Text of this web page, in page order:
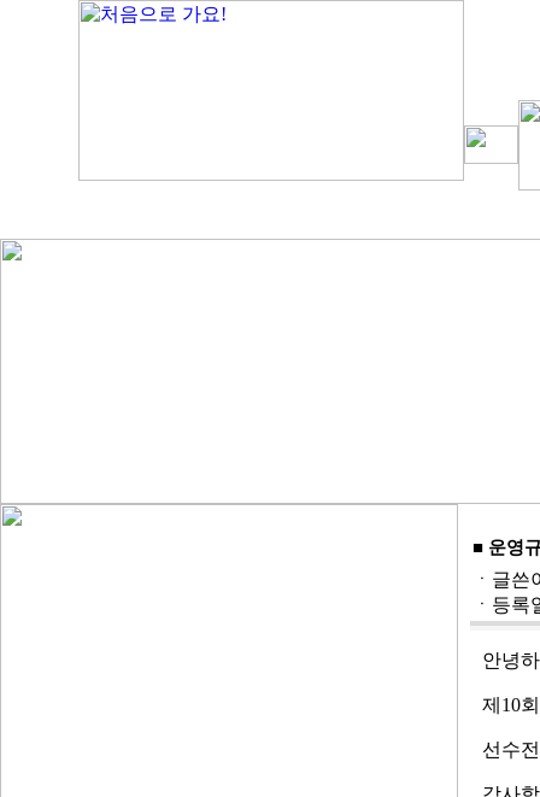
■ 운영
ㆍ글쓴
ㆍ등록
안녕
제10
선수